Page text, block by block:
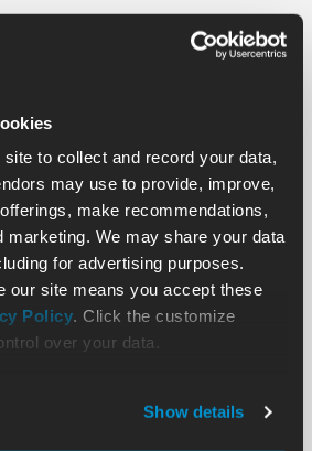
to collect and record your data,
may use to provide, improve,
make recommendations,
marketing. We may share your data
for advertising purposes.
our site means you accept these
Policy. Click the customize
over your data.
Show details
09.14.25
excepcional del